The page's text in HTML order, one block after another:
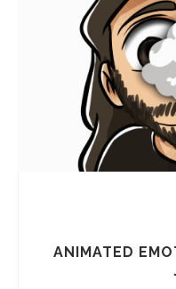
ANIMATED